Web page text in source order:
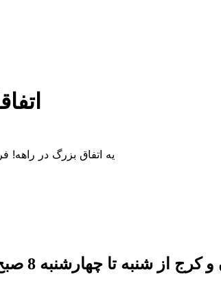
یه اتفاق بزرگ در
تا چهارشنبه 8 صبح تا 5 عصر میباشد.